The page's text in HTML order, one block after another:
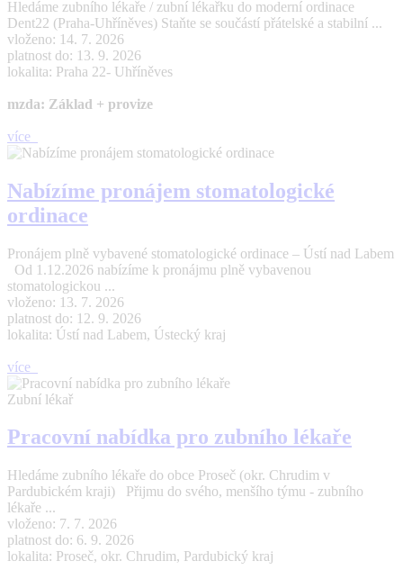
Hledáme zubního lékaře / zubní lékařku do moderní ordinace
Dent22 (Praha-Uhříněves) Staňte se součástí přátelské a stabilní ...
vloženo: 14. 7. 2026
platnost do: 13. 9. 2026
lokalita: Praha 22- Uhříněves
mzda: Základ + provize
více
Nabízíme pronájem stomatologické
ordinace
Pronájem plně vybavené stomatologické ordinace – Ústí nad Labem
Od 1.12.2026 nabízíme k pronájmu plně vybavenou
stomatologickou ...
vloženo: 13. 7. 2026
platnost do: 12. 9. 2026
lokalita: Ústí nad Labem, Ústecký kraj
více
Zubní lékař
Pracovní nabídka pro zubního lékaře
Hledáme zubního lékaře do obce Proseč (okr. Chrudim v
Pardubickém kraji) Přijmu do svého, menšího týmu - zubního
lékaře ...
vloženo: 7. 7. 2026
platnost do: 6. 9. 2026
lokalita: Proseč, okr. Chrudim, Pardubický kraj